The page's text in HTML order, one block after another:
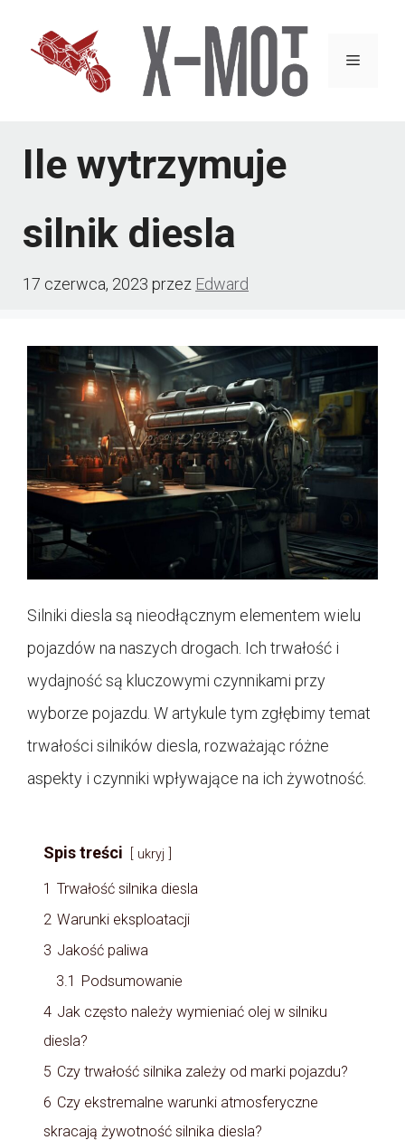
Menu
Ile wytrzymuje
silnik diesla
17 czerwca, 2023 przez Edward
Silniki diesla są nieodłącznym elementem wielu
pojazdów na naszych drogach. Ich trwałość i
wydajność są kluczowymi czynnikami przy
wyborze pojazdu. W artykule tym zgłębimy temat
trwałości silników diesla, rozważając różne
aspekty i czynniki wpływające na ich żywotność.
Spis treści ukryj
1 Trwałość silnika diesla
2 Warunki eksploatacji
3 Jakość paliwa
3.1 Podsumowanie
4 Jak często należy wymieniać olej w silniku
diesla?
5 Czy trwałość silnika zależy od marki pojazdu?
6 Czy ekstremalne warunki atmosferyczne
skracają żywotność silnika diesla?